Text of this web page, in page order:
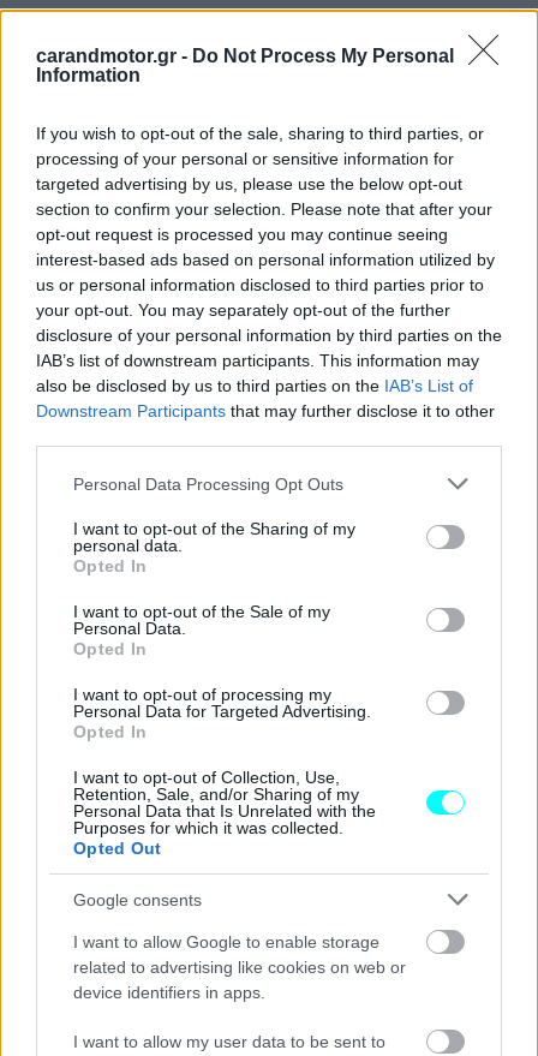
carandmotor.gr - Do Not Process My Personal
Information
If you wish to opt-out of the sale, sharing to third parties, or
processing of your personal or sensitive information for
targeted advertising by us, please use the below opt-out
section to confirm your selection. Please note that after your
opt-out request is processed you may continue seeing
interest-based ads based on personal information utilized by
us or personal information disclosed to third parties prior to
your opt-out. You may separately opt-out of the further
disclosure of your personal information by third parties on the
IAB’s list of downstream participants. This information may
also be disclosed by us to third parties on the IAB’s List of
Downstream Participants that may further disclose it to other
Please note that this website/app uses one or more Google
not limited to your visit or usage behaviour. You may click to
grant or deny consent to Google and its third-party tags to
use your data for below specified purposes in below Google
consent section.
Personal Data Processing Opt Outs
I want to opt-out of the Sharing of my
personal data.
Opted In
I want to opt-out of the Sale of my
Personal Data.
Opted In
I want to opt-out of processing my
Personal Data for Targeted Advertising.
Opted In
I want to opt-out of Collection, Use,
Retention, Sale, and/or Sharing of my
Personal Data that Is Unrelated with the
Purposes for which it was collected.
Opted Out
Google consents
I want to allow Google to enable storage
related to advertising like cookies on web or
device identifiers in apps.
I want to allow my user data to be sent to
Η ιστορία της Μεγάλης Παράκαμψης Αττικής αριθμεί
πολλά χρόνια, αλλάτο έργο δεν έχει καταφέρει να
φτάσει στη γραμμή της εκκίνησης.Ο αρχικός
σχεδιασμός προέβλεπε την κατασκευή του
αυτοκινητόδρομου Ελευσίνα-Θήβα-Υλίκη, με αφετηρία
ΠΑΘΕ και κατάληξη στον Άγιο Λουκά σε κόμβο με την
Αττική Οδό.
Ο σχεδιασμός προέβλεπε τη δημοπράτηση του έργου ως
κρίθηκε ότι η ολοκλήρωσή του θα οδηγούσε σε αξιώσεις
για καταβολή αποζημιώσεων
γειτονικών αυτοκινητοδρόμων οι οποίοι, αναπόφευκτα,
θα είχαν μειωμένα έσοδα από τα διόδια.
Τους προηγούμενους μήνες το έργο έχει βρεθεί ξανά στο
προσκήνιο, δεδομένου ότι η κυβέρνηση αναγνωρίζει την
καθοριστική συμβολήπου θα μπορούσε να έχει ο εν
λόγω οδικός άξονας στη μείωση των χρόνων
στο Λεκανοπέδιο.